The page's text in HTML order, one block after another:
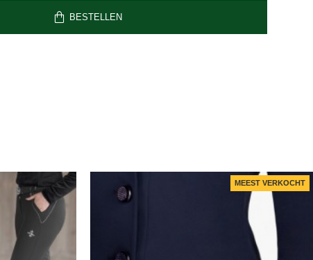
BESTELLEN
MEEST VERKOCHT